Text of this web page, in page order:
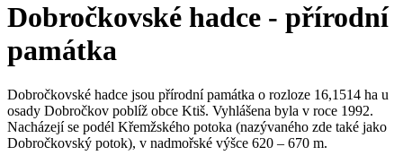
Dobročkovské hadce - přírodní
památka
Dobročkovské hadce jsou přírodní památka o rozloze 16,1514 ha u
osady Dobročkov poblíž obce Ktiš. Vyhlášena byla v roce 1992.
Nacházejí se podél Křemžského potoka (nazývaného zde také jako
Dobročkovský potok), v nadmořské výšce 620 – 670 m.